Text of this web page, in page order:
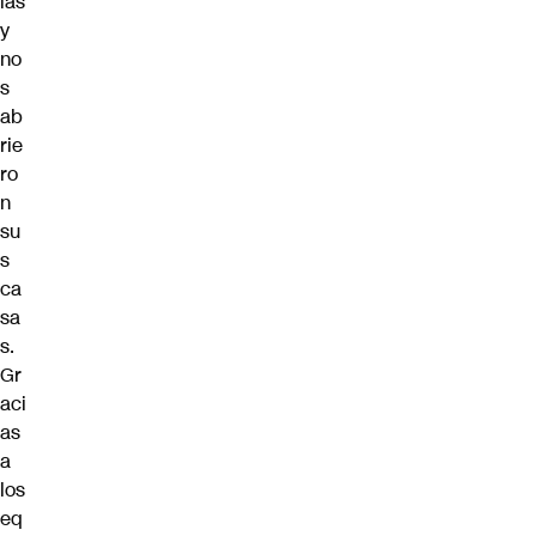
y
no
s
ab
rie
ro
n
su
s
ca
sa
s.
Gr
aci
as
a
los
eq